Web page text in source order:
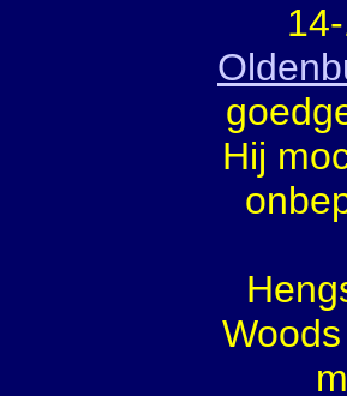
Hij